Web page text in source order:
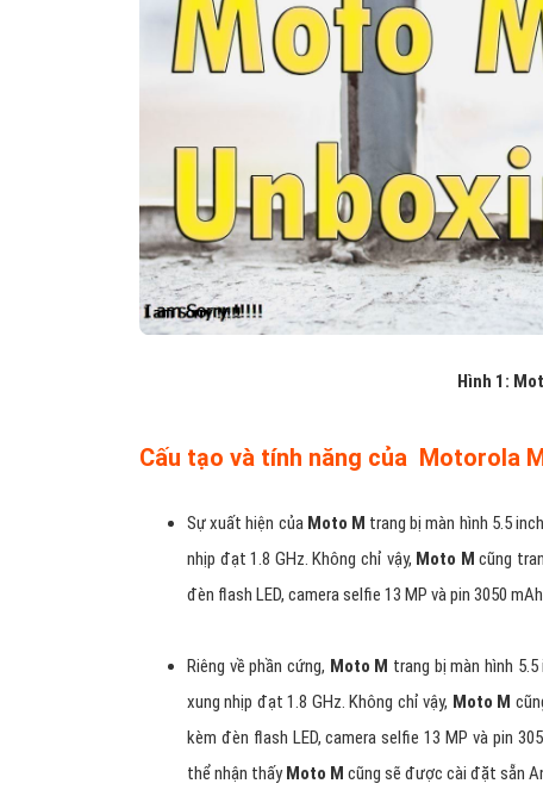
Hình 1:
Cấu tạo và tính năng của Motorola
Sự xuất hiện củaMoto M trang bị màn hình 5.5
nhịp đạt 1.8 GHz. Không chỉ vậy, Moto M cũng
đèn flash LED, camera selfie 13 MP và pin 3050
Riêng về phần cứng, Moto M trang bị màn hình
xung nhịp đạt 1.8 GHz. Không chỉ vậy, Moto M
kèm đèn flash LED, camera selfie 13 MP và pin
thể nhận thấyMoto M cũng sẽ được cài đặt sẵn